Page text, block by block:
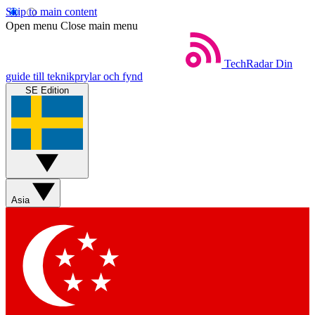
Skip to main content
Open menu Close main menu
TechRadar Din
guide till teknikprylar och fynd
SE Edition
Asia